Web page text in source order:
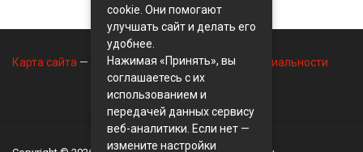
Карта сайта — Контакты— Политика конфиденциальности
cookie. Они помогают
улучшать сайт и делать его
удобнее.
Нажимая «Принять», вы
соглашаетесь с их
использованием и
передачей данных сервису
веб-аналитики. Если нет —
измените настройки